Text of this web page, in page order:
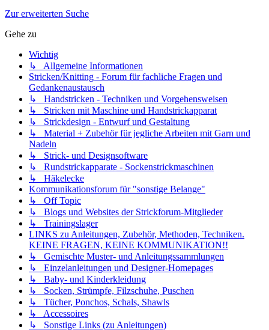
Zur erweiterten Suche
Gehe zu
Wichtig
↳ Allgemeine Informationen
Stricken/Knitting - Forum für fachliche Fragen und
Gedankenaustausch
↳ Handstricken - Techniken und Vorgehensweisen
↳ Stricken mit Maschine und Handstrickapparat
↳ Strickdesign - Entwurf und Gestaltung
↳ Material + Zubehör für jegliche Arbeiten mit Garn und
Nadeln
↳ Strick- und Designsoftware
↳ Rundstrickapparate - Sockenstrickmaschinen
↳ Häkelecke
Kommunikationsforum für "sonstige Belange"
↳ Off Topic
↳ Blogs und Websites der Strickforum-Mitglieder
↳ Trainingslager
LINKS zu Anleitungen, Zubehör, Methoden, Techniken.
KEINE FRAGEN, KEINE KOMMUNIKATION!!
↳ Gemischte Muster- und Anleitungssammlungen
↳ Einzelanleitungen und Designer-Homepages
↳ Baby- und Kinderkleidung
↳ Socken, Strümpfe, Filzschuhe, Puschen
↳ Tücher, Ponchos, Schals, Shawls
↳ Accessoires
↳ Sonstige Links (zu Anleitungen)